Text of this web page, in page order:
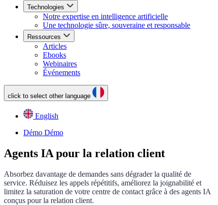
Technologies
Notre expertise en intelligence artificielle
Une technologie sûre, souveraine et responsable
Ressources
Articles
Ebooks
Webinaires
Événements
click to select other language
English
Démo Démo
Agents IA pour la relation client
Absorbez davantage de demandes sans dégrader la qualité de
service. Réduisez les appels répétitifs, améliorez la joignabilité et
limitez la saturation de votre centre de contact grâce à des agents IA
conçus pour la relation client.